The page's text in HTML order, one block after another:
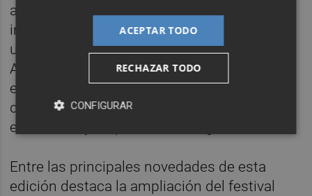
asociaciones participantes donde ofrecerán
información sobre su actividad, así como
una zona de juegos XXL y juegos de mesa.
Además, el festival dispondrá de un
escenario con música en directo, una zona
de magia y un espacio dedicado a talleres
educativos y responsables de grafiti.
Entre las principales novedades de esta
edición destaca la ampliación del festival
ACEPTAR TODO
RECHAZAR TODO
CONFIGURAR